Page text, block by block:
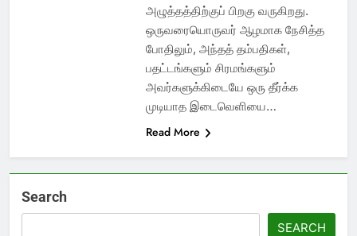
அழுத்தத்திற்குப் பிறகு வருகிறது.
ஒருவரையொருவர் ஆழமாக நேசித்த
போதிலும், அந்தத் தம்பதிகள்,
பதட்டங்களும் சிரமங்களும்
அவர்களுக்கிடையே ஒரு தீர்க்க
முடியாத இடைவெளியை…
Read More
Search
SEARCH